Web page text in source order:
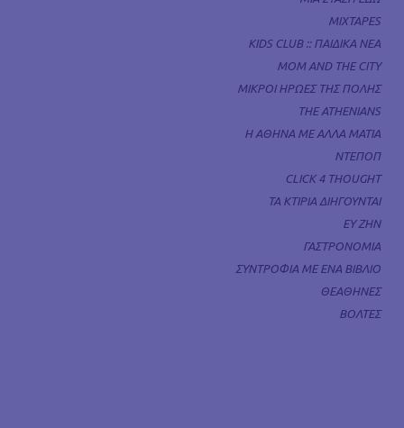
MIXTAPES
KIDS CLUB :: ΠΑΙΔΙΚΑ ΝΕΑ
MOM AND THE CITY
ΜΙΚΡΟΙ ΗΡΩΕΣ ΤΗΣ ΠΟΛΗΣ
THE ATHENIANS
Η ΑΘΗΝΑ ΜΕ ΑΛΛΑ ΜΑΤΙΑ
ΝΤΕΠΟΠ
CLICK 4 THOUGHT
ΤΑ ΚΤΙΡΙΑ ΔΙΗΓΟΥΝΤΑΙ
ΕΥ ΖΗΝ
ΓΑΣΤΡΟΝΟΜΙΑ
ΣΥΝΤΡΟΦΙΑ ΜΕ ΕΝΑ ΒΙΒΛΙΟ
ΘΕΑΘΗΝΕΣ
ΒΟΛΤΕΣ